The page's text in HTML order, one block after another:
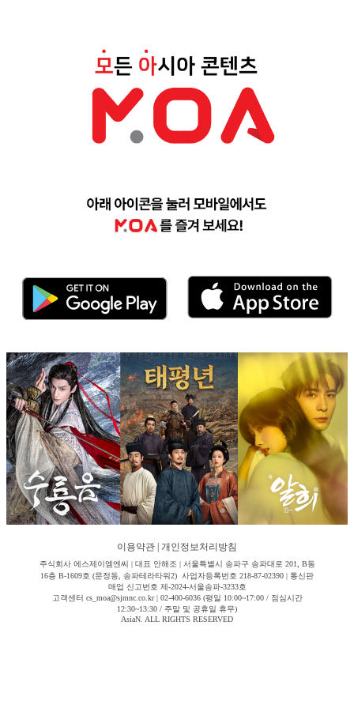
이용약관 개인정보처리방침
주식회사 에스제이엠엔씨 | 대표 안해조 | 서울특별시 송파구 송파대로 201, B동
16층 B-1609호 (문정동, 송파테라타워2) 사업자등록번호 218-87-02390 | 통신판
매업 신고번호 제-2024-서울송파-3233호
고객센터 cs_moa@sjmnc.co.kr | 02-400-6036 (평일 10:00~17:00 / 점심시간
12:30~13:30 / 주말 및 공휴일 휴무)
AsiaN. ALL RIGHTS RESERVED